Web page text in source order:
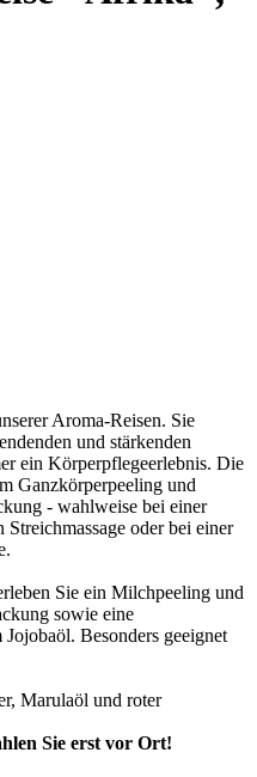
Aroma-Reisen. Sie
und stärkenden
ein Körperpflegeerlebnis. Die
Ganzkörperpeeling und
- wahlweise bei einer
oder bei einer
Sie ein Milchpeeling und
sowie eine
Besonders geeignet
Marulaöl und roter
Sie erst vor Ort!